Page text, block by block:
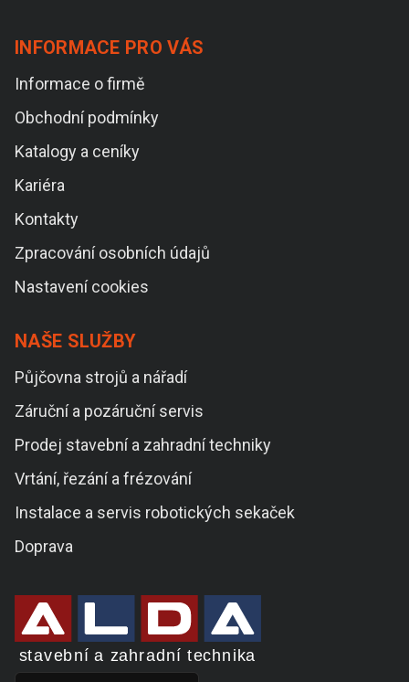
INFORMACE PRO VÁS
Informace o firmě
Obchodní podmínky
Katalogy a ceníky
Kariéra
Kontakty
Zpracování osobních údajů
Nastavení cookies
NAŠE SLUŽBY
Půjčovna strojů a nářadí
Záruční a pozáruční servis
Prodej stavební a zahradní techniky
Vrtání, řezání a frézování
Instalace a servis robotických sekaček
Doprava